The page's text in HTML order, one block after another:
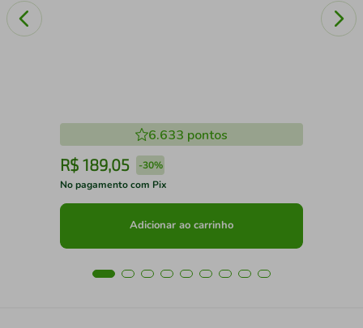
6.633 pontos
R$ 189,05 -30%
No pagamento com Pix
Adicionar ao carrinho